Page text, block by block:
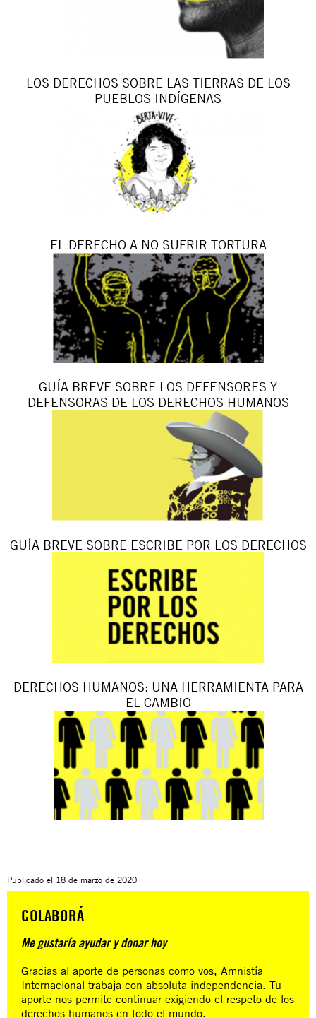
LOS DERECHOS SOBRE LAS TIERRAS DE LOS
PUEBLOS INDÍGENAS
EL DERECHO A NO SUFRIR TORTURA
GUÍA BREVE SOBRE LOS DEFENSORES Y
DEFENSORAS DE LOS DERECHOS HUMANOS
GUÍA BREVE SOBRE ESCRIBE POR LOS DERECHOS
DERECHOS HUMANOS: UNA HERRAMIENTA PARA
EL CAMBIO
Publicado el 18 de marzo de 2020
COLABORÁ
Me gustaría ayudar y donar hoy
Gracias al aporte de personas como vos, Amnistía
Internacional trabaja con absoluta independencia. Tu
aporte nos permite continuar exigiendo el respeto de los
derechos humanos en todo el mundo.